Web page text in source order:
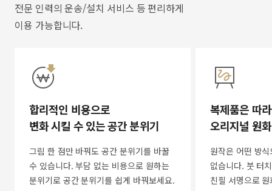
전문 인력의 운송/설치 서비스 등 편리하게
이용 가능합니다.
합리적인 비용으로
변화 시킬 수 있는 공간 분위기
그림 한 점만 바꿔도 공간 분위기를 바꿀
수 있습니다. 부담 없는 비용으로 원하는
분위기로 공간 분위기를 쉽게 바꿔보세요.
복제품은 따
오리지널 원
원작은 어떤 방
없습니다. 붓 터
친필 서명으로